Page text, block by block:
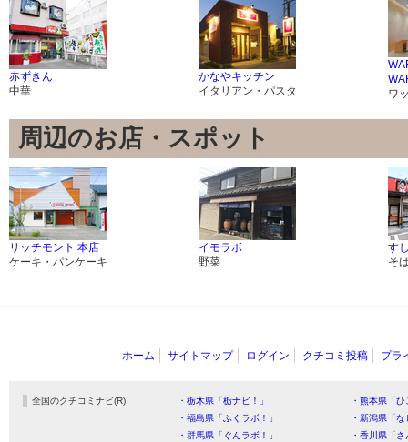
赤ずきん
中華
かなやキッチン
イタリアン・パスタ
ワ
周辺のお店・スポット
リッチモント 本店
ケーキ・パンケーキ
イモラボ
野菜
す
そ
ホーム サイトマップ ログイン クチコミ投稿 プラ
全国のクチコミナビ(R) ・栃木県「栃ナビ！」
・熊本県「
・福島県「ふくラボ！」
・新潟県「
・群馬県「ぐんラボ！」
・香川県「